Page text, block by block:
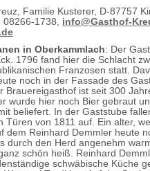
Familie Kusterer, D-87757
1738, info@Gasthof-
in Oberkammlach: Der
1796 fand hier die Schlacht
Franzosen statt.
noch in der Fassade des
Brauereigasthof ist seit 300
wurde hier noch Bier gebraut
beliefert. In der Gaststube
Türen von 1811 auf. Ein alter,
dem Reinhard Demmler heute
durch den Herd angenehm
schön heiß. Reinhard
schwäbische Küche